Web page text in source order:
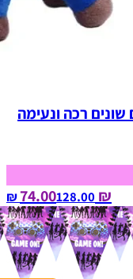
רכה ונעימה
₪ 74.00
128.00‏ ₪